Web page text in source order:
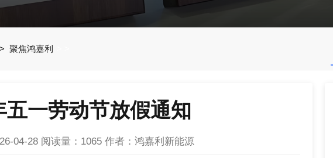
聚焦鸿嘉利
五一劳动节放假通知
04-28 阅读量： 1065 作者：鸿嘉利新能源